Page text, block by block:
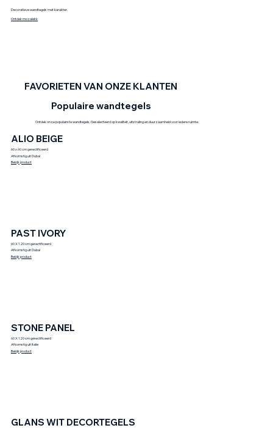
Decoratieve wandtegels met karakter.
Ontdek mozaïekk
FAVORIETEN VAN ONZE KLANTEN
Populaire wandtegels
Ontdek onze populairste wandtegels. Geselecteerd op kwaliteit, uitstraling en duurzaamheid voor iedere ruimte.
ALIO BEIGE
60 x 60 cm gerectificeerd
Afkomstig uit Dubai
Bekijk product
PAST IVORY
60 X 120 cm gerectificeerd
Afkomstig uit Dubai
Bekijk product
STONE PANEL
60 X 120 cm gerectificeerd
Afkomstig uit Italie
Bekijk product
GLANS WIT DECORTEGELS